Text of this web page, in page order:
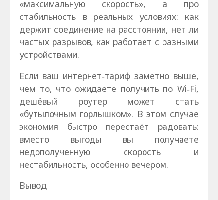
«максимальную скорость», а про
стабильность в реальных условиях: как
держит соединение на расстоянии, нет ли
частых разрывов, как работает с разными
устройствами.
Если ваш интернет‑тариф заметно выше,
чем то, что ожидаете получить по Wi‑Fi,
дешёвый роутер может стать
«бутылочным горлышком». В этом случае
экономия быстро перестаёт радовать:
вместо выгоды вы получаете
недополученную скорость и
нестабильность, особенно вечером.
Вывод